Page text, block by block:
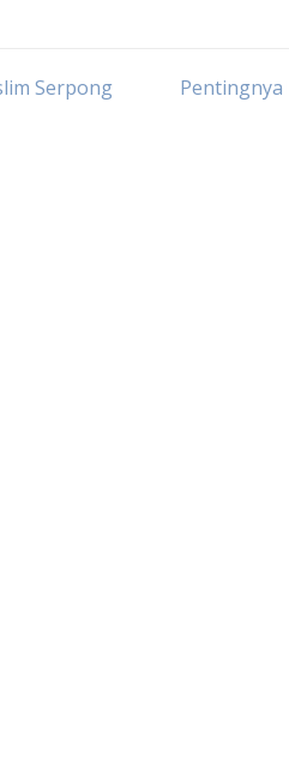
Serpong
Pentingnya